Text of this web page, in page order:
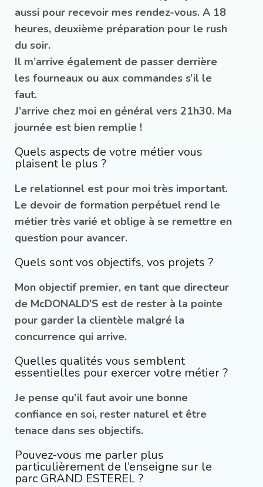
aussi pour recevoir mes rendez-vous. A 18
heures, deuxième préparation pour le rush
du soir.
Il m’arrive également de passer derrière
les fourneaux ou aux commandes s’il le
faut.
J’arrive chez moi en général vers 21h30. Ma
journée est bien remplie !
Quels aspects de votre métier vous
plaisent le plus ?
Le relationnel est pour moi très important.
Le devoir de formation perpétuel rend le
métier très varié et oblige à se remettre en
question pour avancer.
Quels sont vos objectifs, vos projets ?
Mon objectif premier, en tant que directeur
de McDONALD’S est de rester à la pointe
pour garder la clientèle malgré la
concurrence qui arrive.
Quelles qualités vous semblent
essentielles pour exercer votre métier ?
Je pense qu’il faut avoir une bonne
confiance en soi, rester naturel et être
tenace dans ses objectifs.
Pouvez-vous me parler plus
particulièrement de l’enseigne sur le
parc GRAND ESTEREL ?